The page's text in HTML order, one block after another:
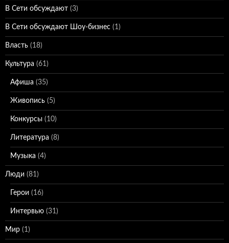
В Сети обсуждают (3)
В Сети обсуждают Шоу-бизнес (1)
Власть (18)
Культура (61)
Афиша (35)
Живопись (5)
Конкурсы (10)
Литература (8)
Музыка (4)
Люди (81)
Герои (16)
Интервью (31)
Мир (1)